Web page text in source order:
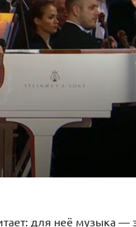
для неё музыка —